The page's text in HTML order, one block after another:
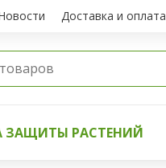
Доставка и оплата
ЗАЩИТЫ РАСТЕНИЙ